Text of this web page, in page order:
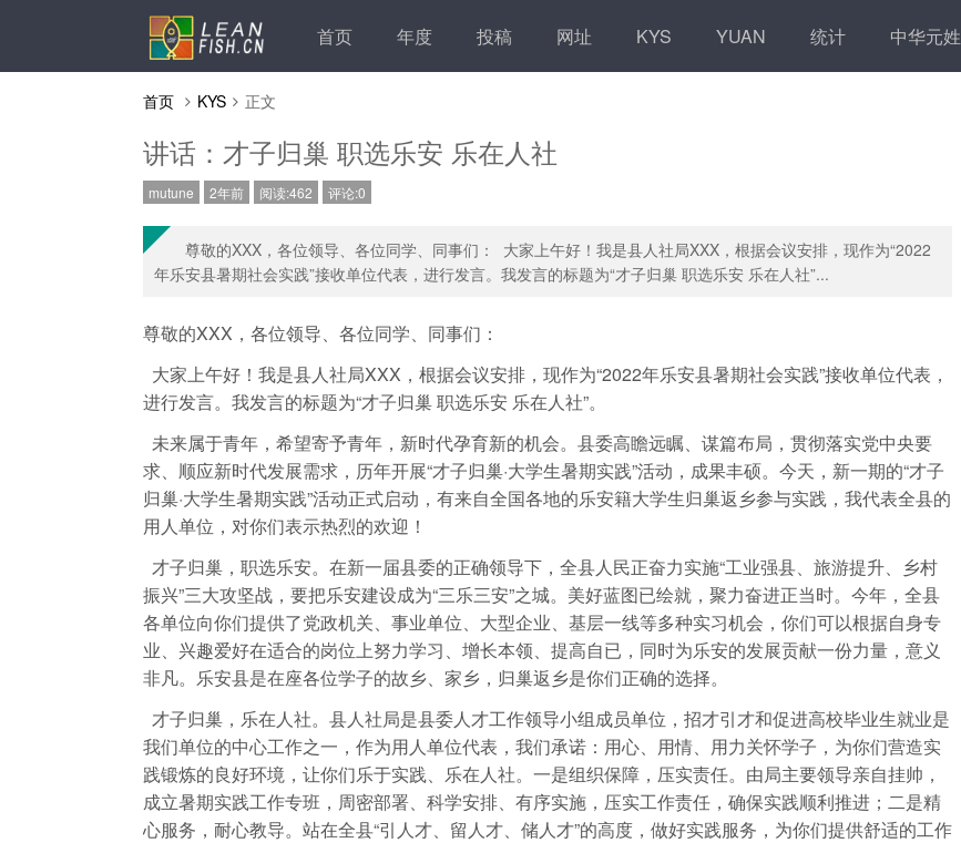
首页 年度 投稿 网址 KYS YUAN 统计 中华元姓
首页 KYS 正文
讲话：才子归巢 职选乐安 乐在人社
mutune 2年前 阅读:462 评论:0
尊敬的XXX，各位领导、各位同学、同事们： 大家上午好！我是县人社局XXX，根据会议安排，现作为“2022
年乐安县暑期社会实践”接收单位代表，进行发言。我发言的标题为“才子归巢 职选乐安 乐在人社”...
尊敬的XXX，各位领导、各位同学、同事们：
大家上午好！我是县人社局XXX，根据会议安排，现作为“2022年乐安县暑期社会实践”接收单位代表，
进行发言。我发言的标题为“才子归巢 职选乐安 乐在人社”。
未来属于青年，希望寄予青年，新时代孕育新的机会。县委高瞻远瞩、谋篇布局，贯彻落实党中央要
求、顺应新时代发展需求，历年开展“才子归巢·大学生暑期实践”活动，成果丰硕。今天，新一期的“才子
归巢·大学生暑期实践”活动正式启动，有来自全国各地的乐安籍大学生归巢返乡参与实践，我代表全县的
用人单位，对你们表示热烈的欢迎！
才子归巢，职选乐安。在新一届县委的正确领导下，全县人民正奋力实施“工业强县、旅游提升、乡村
振兴”三大攻坚战，要把乐安建设成为“三乐三安”之城。美好蓝图已绘就，聚力奋进正当时。今年，全县
各单位向你们提供了党政机关、事业单位、大型企业、基层一线等多种实习机会，你们可以根据自身专
业、兴趣爱好在适合的岗位上努力学习、增长本领、提高自已，同时为乐安的发展贡献一份力量，意义
非凡。乐安县是在座各位学子的故乡、家乡，归巢返乡是你们正确的选择。
才子归巢，乐在人社。县人社局是县委人才工作领导小组成员单位，招才引才和促进高校毕业生就业是
我们单位的中心工作之一，作为用人单位代表，我们承诺：用心、用情、用力关怀学子，为你们营造实
践锻炼的良好环境，让你们乐于实践、乐在人社。一是组织保障，压实责任。由局主要领导亲自挂帅，
成立暑期实践工作专班，周密部署、科学安排、有序实施，压实工作责任，确保实践顺利推进；二是精
心服务，耐心教导。站在全县“引人才、留人才、储人才”的高度，做好实践服务，为你们提供舒适的工作